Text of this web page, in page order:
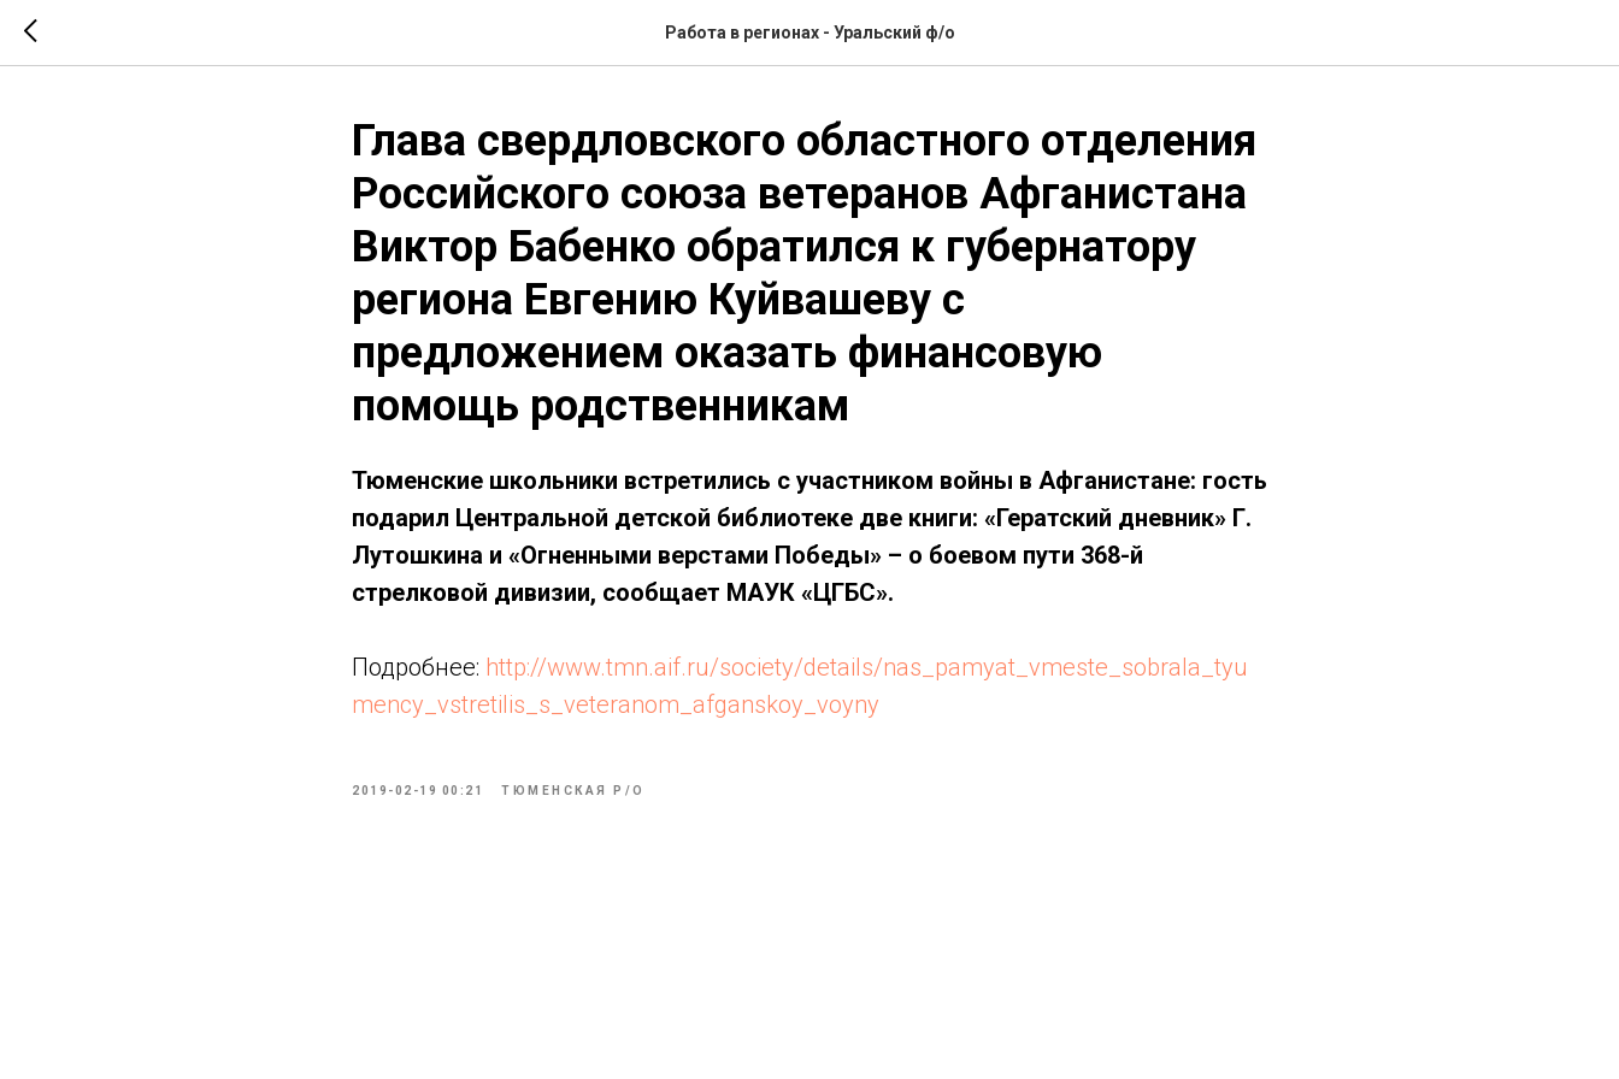
Работа в регионах - Уральский ф/о
Глава свердловского областного отделения
Российского союза ветеранов Афганистана
Виктор Бабенко обратился к губернатору
региона Евгению Куйвашеву с
предложением оказать финансовую
помощь родственникам
Тюменские школьники встретились с участником войны в Афганистане: гость
подарил Центральной детской библиотеке две книги: «Гератский дневник» Г.
Лутошкина и «Огненными верстами Победы» – о боевом пути 368-й
стрелковой дивизии, сообщает МАУК «ЦГБС».
Подробнее: http://www.tmn.aif.ru/society/details/nas_pamyat_vmeste_sobrala_tyu
mency_vstretilis_s_veteranom_afganskoy_voyny
2019-02-19 00:21 ТЮМЕНСКАЯ P/O